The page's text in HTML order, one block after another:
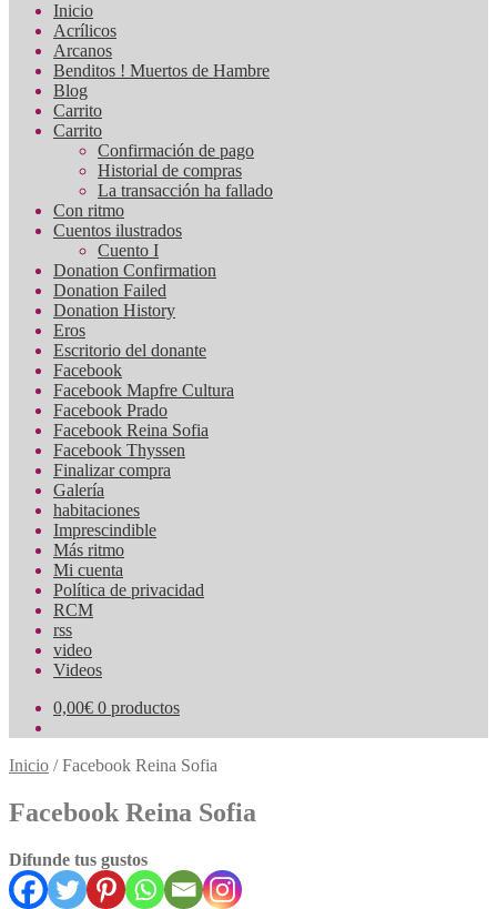
Inicio
Acrílicos
Arcanos
Benditos ! Muertos de Hambre
Blog
Carrito
Carrito
Confirmación de pago
Historial de compras
La transacción ha fallado
Con ritmo
Cuentos ilustrados
Cuento I
Donation Confirmation
Donation Failed
Donation History
Eros
Escritorio del donante
Facebook
Facebook Mapfre Cultura
Facebook Prado
Facebook Reina Sofia
Facebook Thyssen
Finalizar compra
Galería
habitaciones
Imprescindible
Más ritmo
Mi cuenta
Política de privacidad
RCM
rss
video
Videos
0,00€ 0 productos
Inicio /Facebook Reina Sofia
Facebook Reina Sofia
Difunde tus gustos